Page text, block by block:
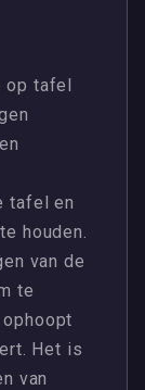
op tafel
tafel en
houden.
van de
te
Het is
van